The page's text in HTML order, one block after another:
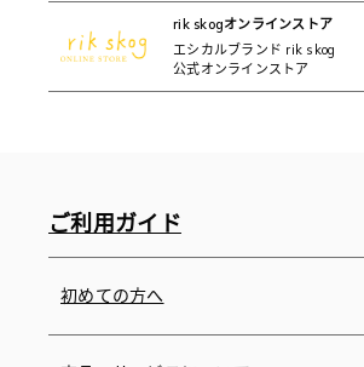
rik skogオンラインストア
エシカルブランド rik skog
公式オンラインストア
ご利用ガイド
初めての方へ